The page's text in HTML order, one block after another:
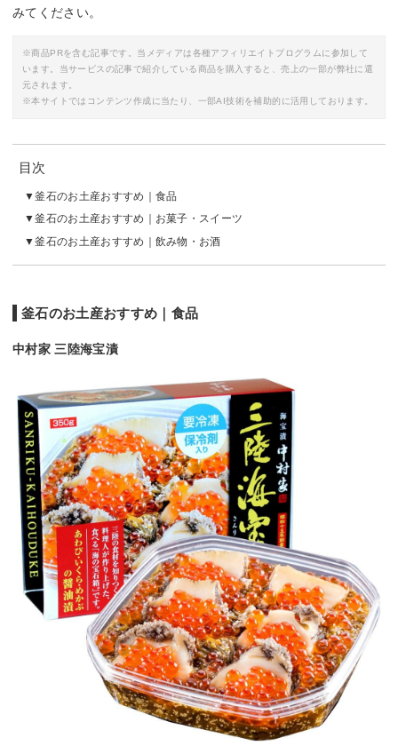
みてください。
※商品PRを含む記事です。当メディアは各種アフィリエイトプログラムに参加して
います。当サービスの記事で紹介している商品を購入すると、売上の一部が弊社に還
元されます。
※本サイトではコンテンツ作成に当たり、一部AI技術を補助的に活用しております。
目次
釜石のお土産おすすめ｜食品
釜石のお土産おすすめ｜お菓子・スイーツ
釜石のお土産おすすめ｜飲み物・お酒
釜石のお土産おすすめ｜食品
中村家 三陸海宝漬